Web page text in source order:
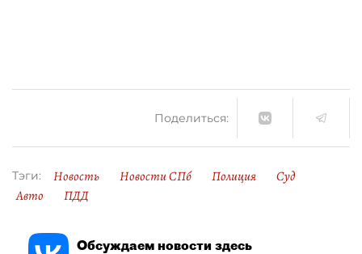
Поделиться:
Тэги: Новость Новости СПб Полиция
Суд
Авто
ПДД
Обсуждаем новости здесь